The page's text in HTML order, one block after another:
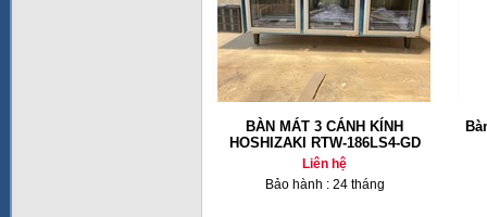
BÀN MÁT 3 CÁNH KÍNH
HOSHIZAKI RTW-186LS4-GD
Liên hệ
Bảo hành : 24 tháng